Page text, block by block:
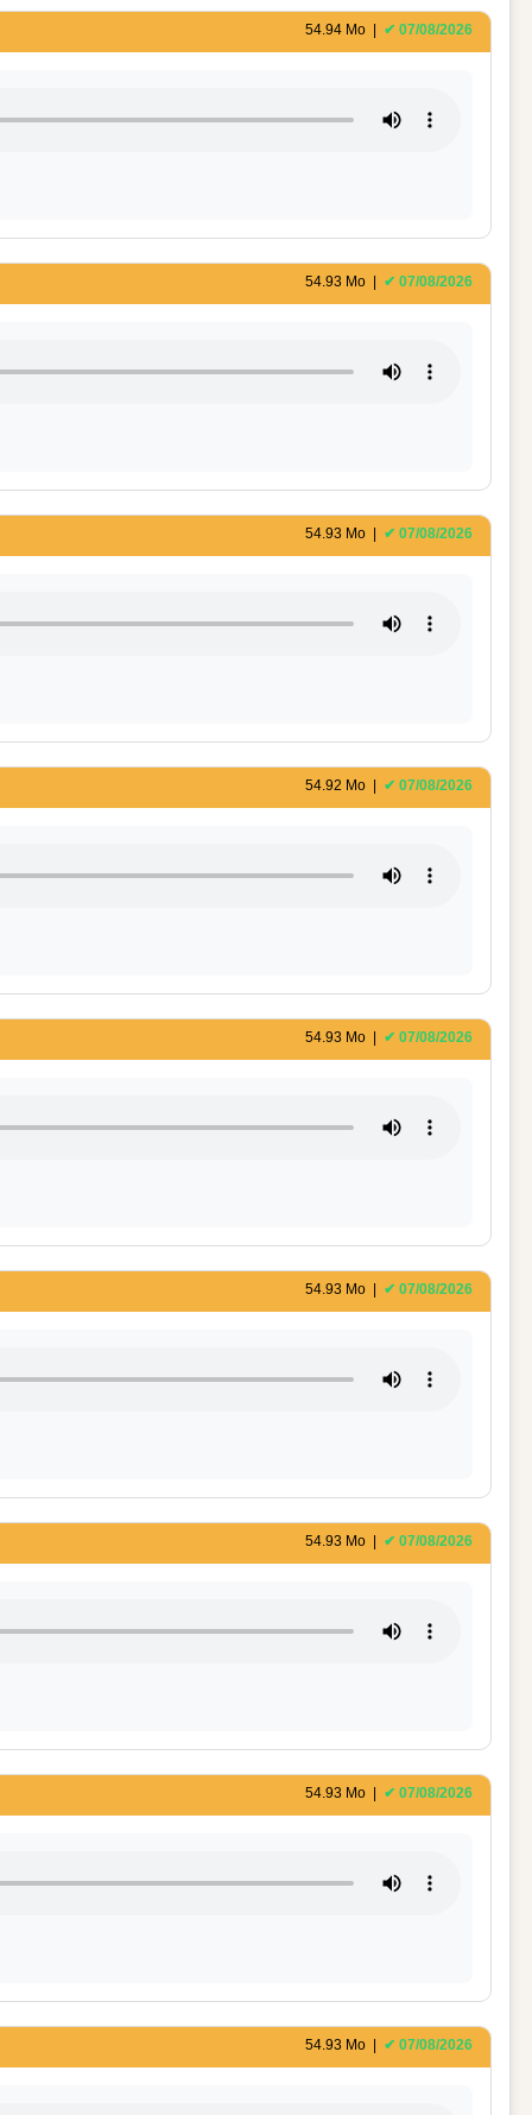
54.94 Mo | ✔ 07/08/2026
54.93 Mo | ✔ 07/08/2026
54.93 Mo | ✔ 07/08/2026
54.92 Mo | ✔ 07/08/2026
54.93 Mo | ✔ 07/08/2026
54.93 Mo | ✔ 07/08/2026
54.93 Mo | ✔ 07/08/2026
54.93 Mo | ✔ 07/08/2026
54.93 Mo | ✔ 07/08/2026